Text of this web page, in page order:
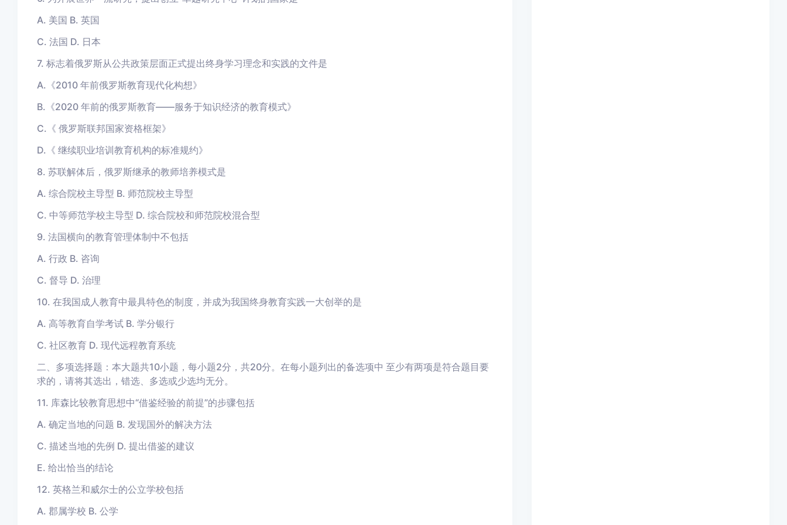
A. 美国 B. 英国
C. 法国 D. 日本
7. 标志着俄罗斯从公共政策层面正式提出终身学习理念和实践的文件是
A.《2010 年前俄罗斯教育现代化构想》
B.《2020 年前的俄罗斯教育——服务于知识经济的教育模式》
C.《 俄罗斯联邦国家资格框架》
D.《 继续职业培训教育机构的标准规约》
8. 苏联解体后，俄罗斯继承的教师培养模式是
A. 综合院校主导型 B. 师范院校主导型
C. 中等师范学校主导型 D. 综合院校和师范院校混合型
9. 法国横向的教育管理体制中不包括
A. 行政 B. 咨询
C. 督导 D. 治理
10. 在我国成人教育中最具特色的制度，并成为我国终身教育实践一大创举的是
A. 高等教育自学考试 B. 学分银行
C. 社区教育 D. 现代远程教育系统
二、多项选择题：本大题共10小题，每小题2分，共20分。在每小题列出的备选项中 至少有两项是符合题目要
求的，请将其选出，错选、多选或少选均无分。
11. 库森比较教育思想中“借鉴经验的前提”的步骤包括
A. 确定当地的问题 B. 发现国外的解决方法
C. 描述当地的先例 D. 提出借鉴的建议
E. 给出恰当的结论
12. 英格兰和威尔士的公立学校包括
A. 郡属学校 B. 公学